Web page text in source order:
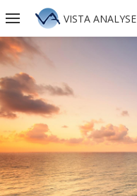
VISTA ANALYSE